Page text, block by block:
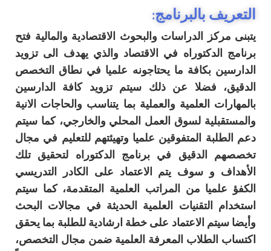
التعريف بالبرنامج:
يتبنى مركز الدراسات والبحوث الاقتصادية والمالية فتح
برنامج الدكتوراه في الاقتصاد والذي يهدف الى تزويد
الدارسين بكافة ما يحتاجونه علميا في نطاق التخصص
الدقيق، فضلا عن ذلك سيتم تزويد كافة الدارسين
بالمهارات العلمية والعملية بما يتناسب والحاجات الانية
والمستقبلية لسوق العمل المحلي والخارجي، كما سيتم
دعم الطلبة المتفوقين علميا وتهيئتهم للتعليم في مجال
تخصصهم الدقيق في برنامج الدكتوراه لتحقيق تلك
الأهداف و سوف يتم الاعتماد على الكادر التدريسي
الكفؤ علميا من المراتب العلمية المتقدمة، كما سيتم
استخدام التقنيات العلمية الحديثة في مجالات البحث
وأيضا سيتم الاعتماد على خطة ارشادية للطلبة بما يحقق
اكتساب الطلاب المعرفة العلمية ضمن مجال التخصص،